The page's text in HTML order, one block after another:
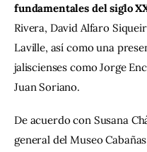
fundamentales del siglo
Rivera, David Alfaro
Laville, así como una
jaliscienses como Jorge
Juan Soriano.
De acuerdo con Susana
general del Museo